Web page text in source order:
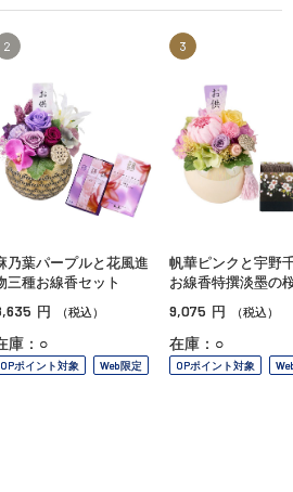
2
乃葉パープルと花風進
三種お線香セット
円 （税込）
庫：○
OPポイント対象 Web限定
3
帆華ピンクと宇野
お線香特撰淡墨の
9,075 円 （税込）
在庫：○
OPポイント対象